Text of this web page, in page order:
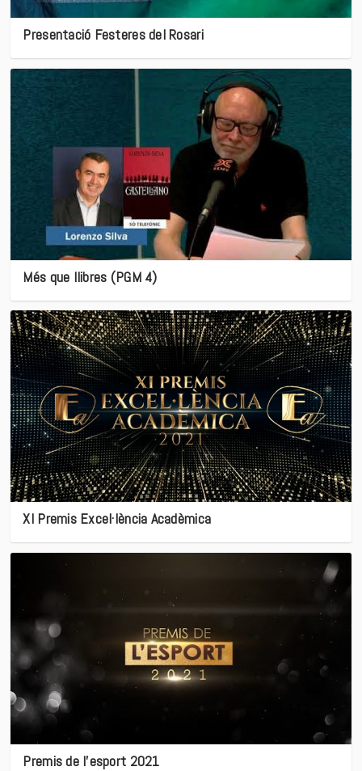
Presentació Festeres del Rosari
Més que llibres (PGM 4)
XI Premis Excel·lència Acadèmica
Premis de l’esport 2021